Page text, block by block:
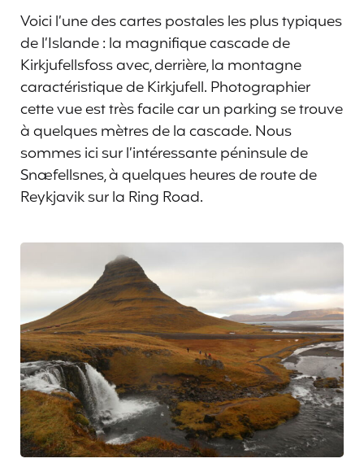
Voici l’une des cartes postales les plus typiques
de l’Islande : la magnifique cascade de
Kirkjufellsfoss avec, derrière, la montagne
caractéristique de Kirkjufell. Photographier
cette vue est très facile car un parking se trouve
à quelques mètres de la cascade. Nous
sommes ici sur l’intéressante péninsule de
Snæfellsnes, à quelques heures de route de
Reykjavik sur la Ring Road.